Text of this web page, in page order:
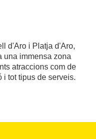
d'Aro i Platja d'Aro,
una immensa zona
atraccions com de
i tot tipus de serveis.